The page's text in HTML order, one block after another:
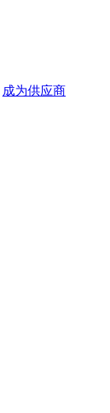
成为供应商